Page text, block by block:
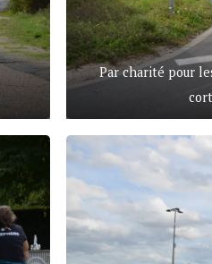
Par charité pour